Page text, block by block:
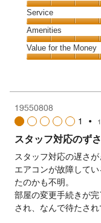
5
out
of
5
Location,
4
out
of
5
Service
Service,
5
out
Amenities
Amenities,
4
5
Value for the Money
4
out
of
5
19550808
1
•
スタッフ対応のず
スタッフ対応の遅さが
エアコンが故障して
たのかも不明。
部屋の変更手続きが
され、なんで待たされ